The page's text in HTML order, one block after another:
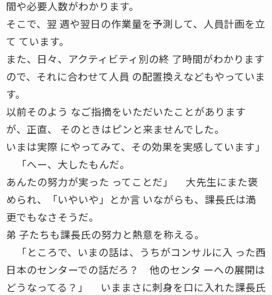
間や必要人数がわかります。
そこで、翌 週や翌日の作業量を予測して、人員計画を立
て ています。
また、日々、アクティビティ別の終 了時間がわかります
ので、それに合わせて人員 の配置換えなどもやっていま
す。
以前そのよう なご指摘をいただいたことがあります
が、正直、 そのときはピンと来ませんでした。
いまは実際 にやってみて、その効果を実感しています」
「へー、大したもんだ。
あんたの努力が実った ってことだ」 大先生にまた褒
められ、「いやいや」とか言 いながらも、課長氏は満
更でもなさそうだ。
弟 子たちも課長氏の努力と熱意を称える。
「ところで、いまの話は、うちがコンサルに入 った西
日本のセンターでの話だろ？ 他のセンタ ーへの展開は
どうなってる？」 いままさに刺身を口に入れた課長氏